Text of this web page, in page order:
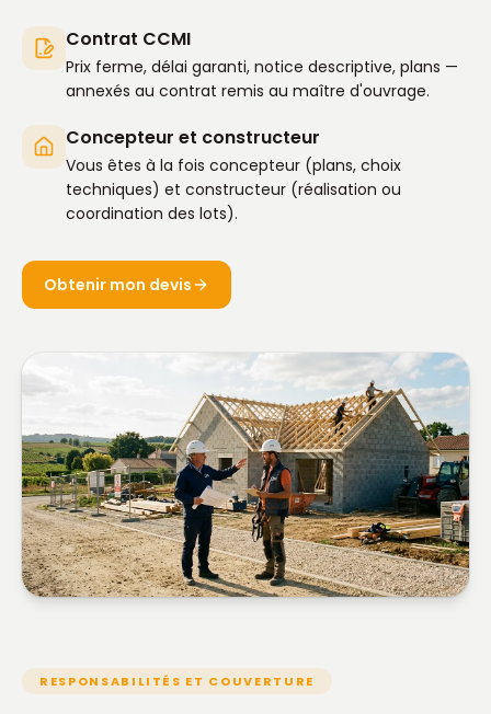
Contrat CCMI
Prix ferme, délai garanti, notice descriptive, plans —
annexés au contrat remis au maître d'ouvrage.
Concepteur et constructeur
Vous êtes à la fois concepteur (plans, choix
techniques) et constructeur (réalisation ou
coordination des lots).
Obtenir mon devis
RESPONSABILITÉS ET COUVERTURE